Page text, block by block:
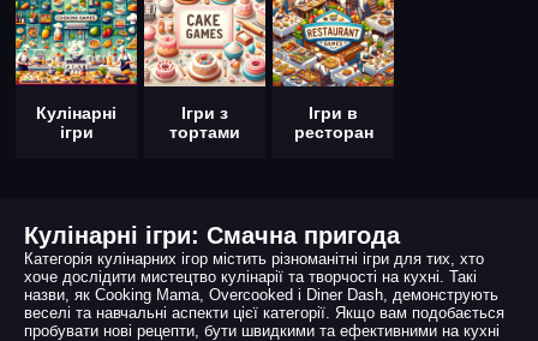
Кулінарні
ігри
Ігри з
тортами
Ігри в
ресторан
Кулінарні ігри: Смачна пригода
Категорія кулінарних ігор містить різноманітні ігри для тих, хто
хоче дослідити мистецтво кулінарії та творчості на кухні. Такі
назви, як Cooking Mama, Overcooked і Diner Dash, демонструють
веселі та навчальні аспекти цієї категорії. Якщо вам подобається
пробувати нові рецепти, бути швидкими та ефективними на кухні